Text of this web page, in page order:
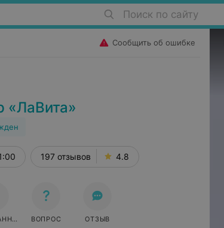
Поиск по сайту
Сообщить об ошибке
«ЛаВита»
197 отзывов 4.8
ВОПРОС ОТЗЫВ